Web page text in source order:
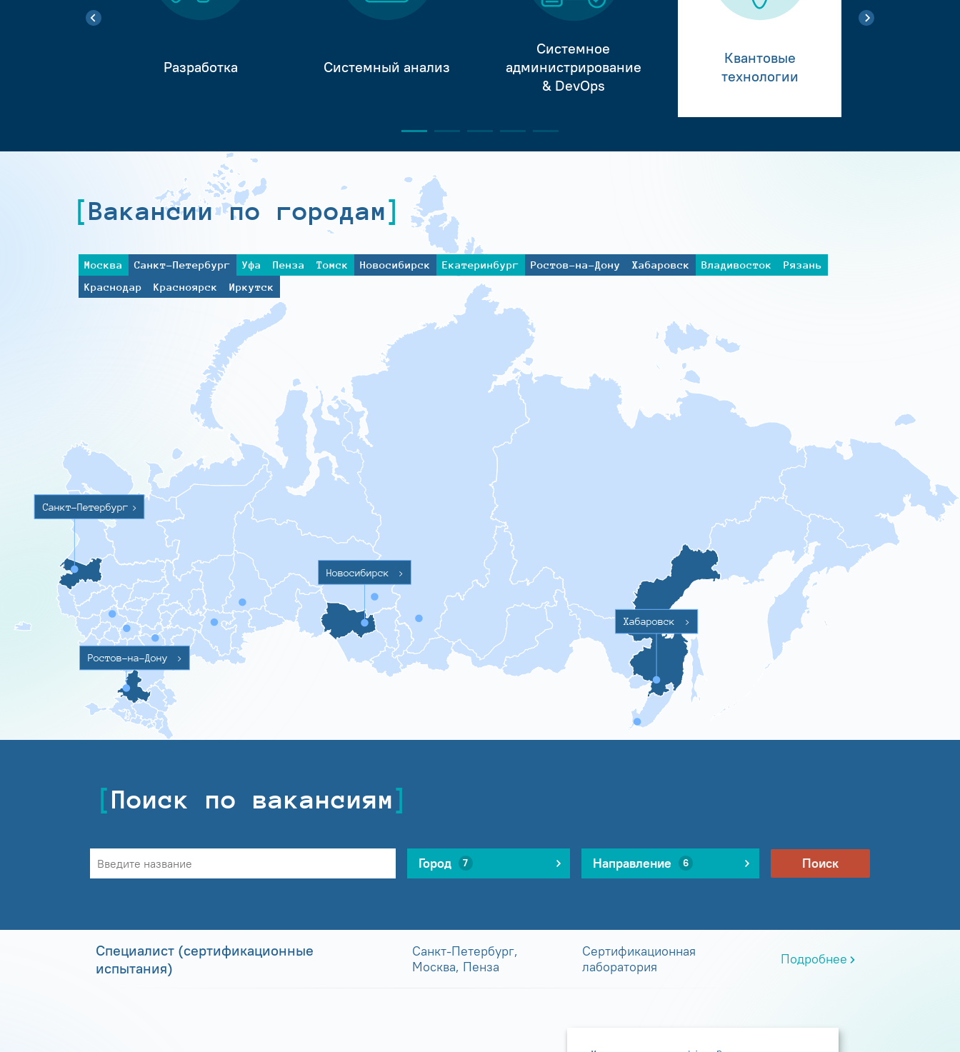
Разработка Системный анализ
Системное
администрирование
& DevOps
Квантовые
технологии
Вакансии по городам
Москва Санкт-Петербург Уфа Пенза Томск Новосибирск Екатеринбург Ростов-на-Дону Хабаровск Владивосток
Рязань
Краснодар
Красноярск Иркутск
Санкт-Петербург >
Ростов-на-Дону >
Новосибирск >
Хабаровск >
Поиск по вакансиям
Город 7 Направление 6 Поиск
Специалист (сертификационные
испытания)
Санкт-Петербург,
Москва, Пенза
Сертификационная
лаборатория
Подробнее